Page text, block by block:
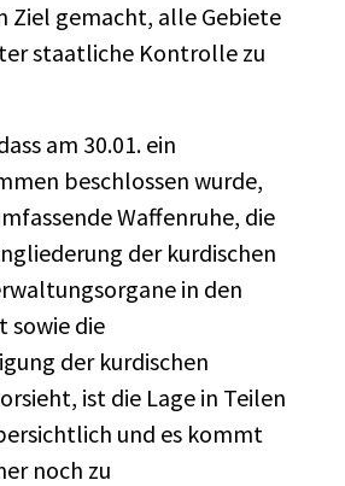
Ziel gemacht, alle Gebiete
staatliche Kontrolle zu
am 30.01. ein
beschlossen wurde,
Waffenruhe, die
der kurdischen
in den
sowie die
der kurdischen
ist die Lage in Teilen
und es kommt
noch zu